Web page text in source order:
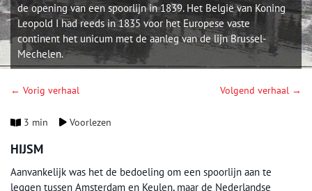
de opening van een spoorlijn in 1839. Het België van Koning
Leopold I had reeds in 1835 voor het Europese vaste
continent het unicum met de aanleg van de lijn Brussel-
Mechelen.
← Vorig verhaal Volgend verhaal →
3 min Voorlezen
HIJSM
Aanvankelijk was het de bedoeling om een spoorlijn aan te
leggen tussen Amsterdam en Keulen, maar de Nederlandse